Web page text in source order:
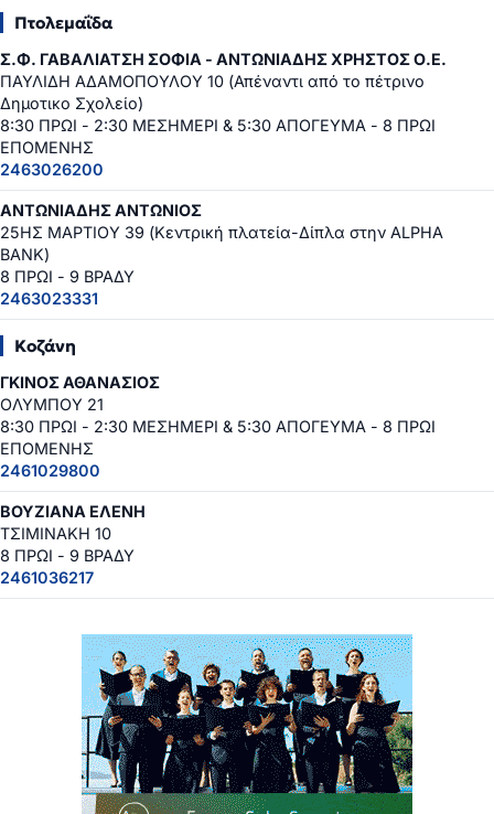
Πτολεμαΐδα
Σ.Φ. ΓΑΒΑΛΙΑΤΣΗ ΣΟΦΙΑ - ΑΝΤΩΝΙΑΔΗΣ ΧΡΗΣΤΟΣ Ο.Ε.
ΠΑΥΛΙΔΗ ΑΔΑΜΟΠΟΥΛΟΥ 10 (Απέναντι από το πέτρινο
Δημοτικο Σχολείο)
8:30 ΠΡΩΙ - 2:30 ΜΕΣΗΜΕΡΙ & 5:30 ΑΠΟΓΕΥΜΑ - 8 ΠΡΩΙ
ΕΠΟΜΕΝΗΣ
2463026200
ΑΝΤΩΝΙΑΔΗΣ ΑΝΤΩΝΙΟΣ
25ΗΣ ΜΑΡΤΙΟΥ 39 (Κεντρική πλατεία-Δίπλα στην ALPHA
BANK)
8 ΠΡΩΙ - 9 ΒΡΑΔΥ
2463023331
Κοζάνη
ΓΚΙΝΟΣ ΑΘΑΝΑΣΙΟΣ
ΟΛΥΜΠΟΥ 21
8:30 ΠΡΩΙ - 2:30 ΜΕΣΗΜΕΡΙ & 5:30 ΑΠΟΓΕΥΜΑ - 8 ΠΡΩΙ
ΕΠΟΜΕΝΗΣ
2461029800
ΒΟΥΖΙΑΝΑ ΕΛΕΝΗ
ΤΣΙΜΙΝΑΚΗ 10
8 ΠΡΩΙ - 9 ΒΡΑΔΥ
2461036217